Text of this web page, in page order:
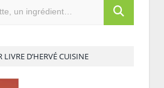
LIVRE D’HERVÉ CUISINE